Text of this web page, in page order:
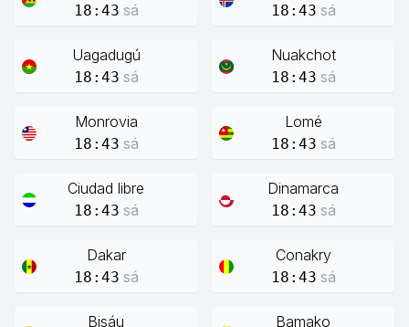
18:43 sá 18:43 sá
Uagadugú
18:43 sá
Nuakchot
18:43 sá
Monrovia
18:43 sá
Lomé
18:43 sá
Ciudad libre
18:43 sá
Dinamarca
18:43 sá
Dakar
18:43 sá
Conakry
18:43 sá
Bisáu Bamako